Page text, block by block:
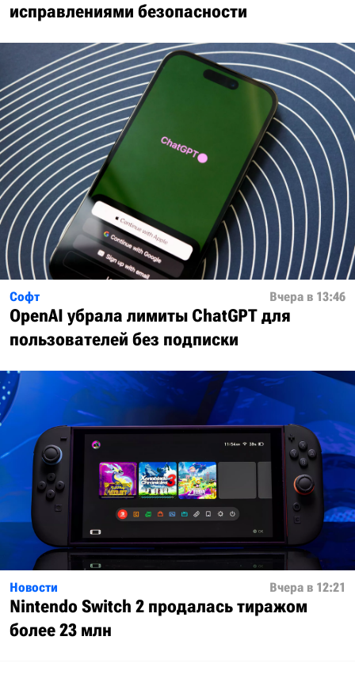
исправлениями безопасности
Софт Вчера в 13:46
OpenAI убрала лимиты ChatGPT для
пользователей без подписки
Новости Вчера в 12:21
Nintendo Switch 2 продалась тиражом
более 23 млн